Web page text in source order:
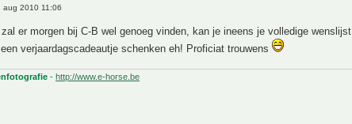
aug 2010 11:06
er morgen bij C-B wel genoeg vinden, kan je ineens je volledige wenslijst
verjaardagscadeautje schenken eh! Proficiat trouwens
- http://www.e-horse.be